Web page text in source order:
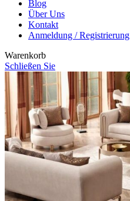
Blog
Über Uns
Kontakt
Anmeldung / Registrierung
Warenkorb
Schließen Sie